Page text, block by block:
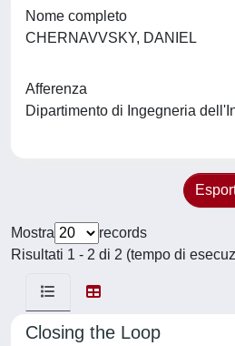
Nome completo
CHERNAVVSKY, DANIEL
Afferenza
Dipartimento di Ingegneria
Mostra
records
Risultati 1 - 2 di 2 (tempo di
Closing the Loop